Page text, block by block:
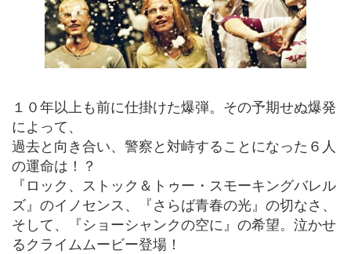
１０年以上も前に仕掛けた爆弾。その予期せぬ爆発
によって、
過去と向き合い、警察と対峙することになった６人
の運命は！？
『ロック、ストック＆トゥー・スモーキングバレル
ズ』のイノセンス、『さらば青春の光』の切なさ、
そして、『ショーシャンクの空に』の希望。泣かせ
るクライムムービー登場！